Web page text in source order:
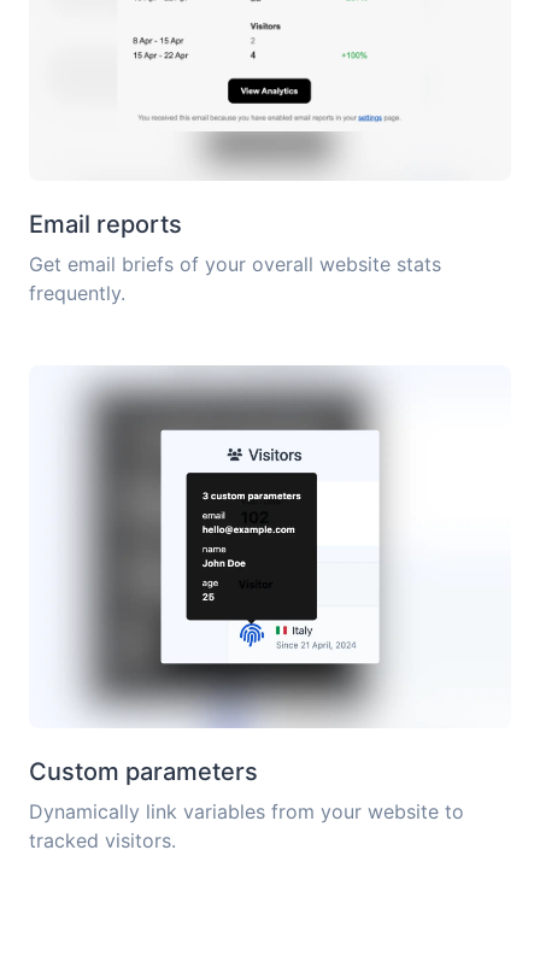
Email reports
Get email briefs of your overall website stats
frequently.
Custom parameters
Dynamically link variables from your website to
tracked visitors.